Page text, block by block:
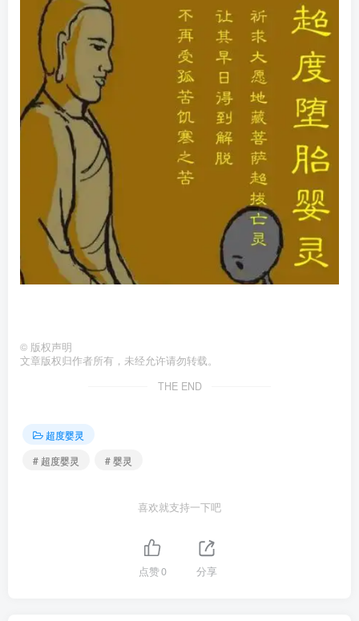
© 版权声明
文章版权归作者所有，未经允许请勿转载。
THE END
超度婴灵
# 超度婴灵
# 婴灵
喜欢就支持一下吧
点赞0 分享